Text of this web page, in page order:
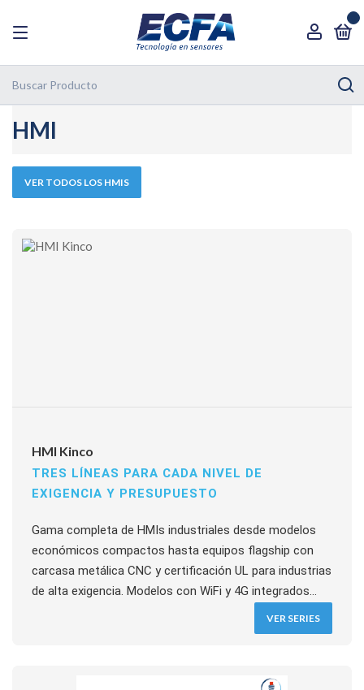
HMI
VER TODOS LOS HMIS
HMI Kinco
TRES LÍNEAS PARA CADA NIVEL DE
EXIGENCIA Y PRESUPUESTO
Gama completa de HMIs industriales desde modelos
económicos compactos hasta equipos flagship con
carcasa metálica CNC y certificación UL para industrias
de alta exigencia. Modelos con WiFi y 4G integrados
unificado y plataforma de acceso remoto
VER SERIES